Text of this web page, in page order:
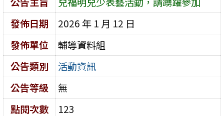
發佈日期
2026 年 1 月 12 日
發佈單位
輔導資料組
公告類別
活動資訊
公告等級
無
點閱次數
123